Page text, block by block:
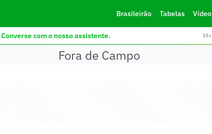
Brasileirão Tabelas
Converse com o nosso assistente.
Fora de Campo